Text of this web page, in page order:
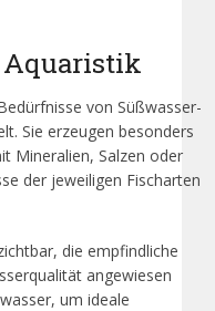
Aquaristik
von Süßwasser-
Sie erzeugen besonders
Mineralien, Salzen oder
der jeweiligen Fischarten
die empfindliche
angewiesen
um ideale